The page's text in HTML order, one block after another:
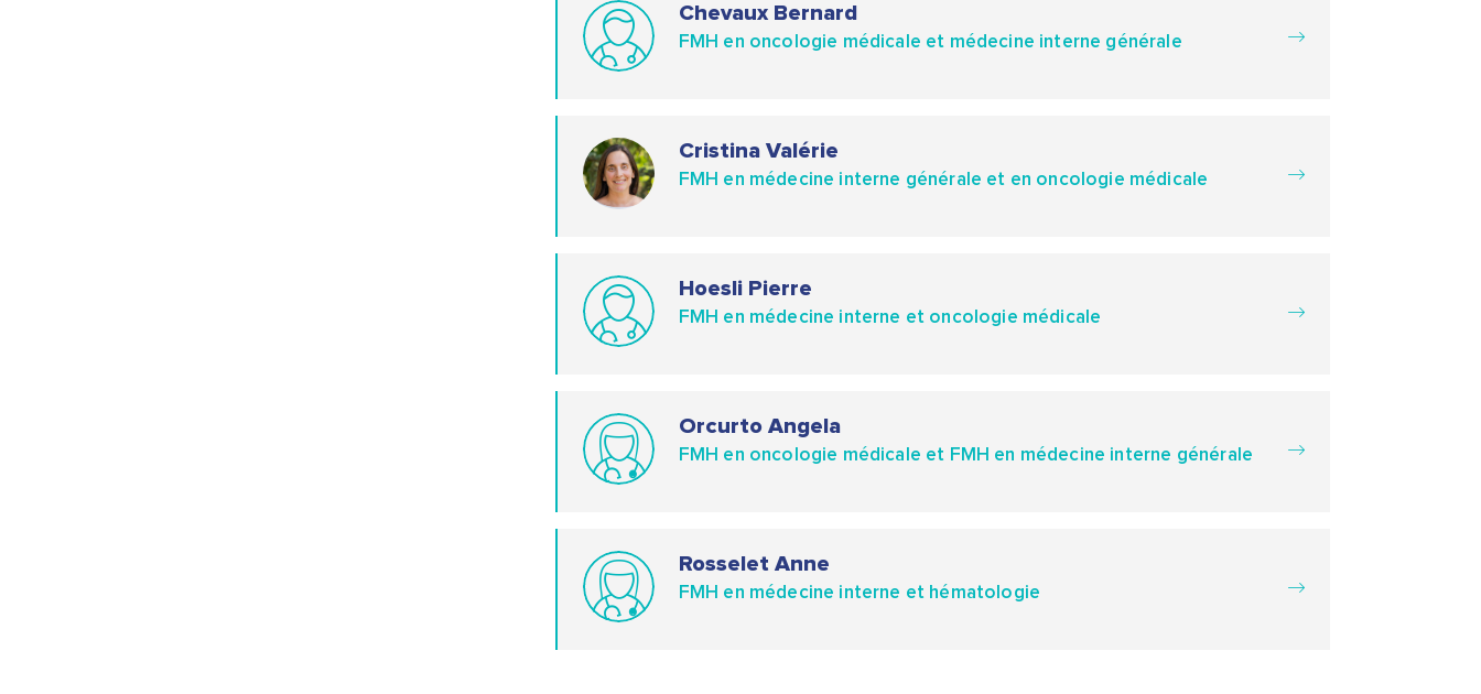
Chevaux Bernard
FMH en oncologie médicale et médecine interne générale
Cristina Valérie
FMH en médecine interne générale et en oncologie médicale
Hoesli Pierre
FMH en médecine interne et oncologie médicale
Orcurto Angela
FMH en oncologie médicale et FMH en médecine interne générale
Rosselet Anne
FMH en médecine interne et hématologie